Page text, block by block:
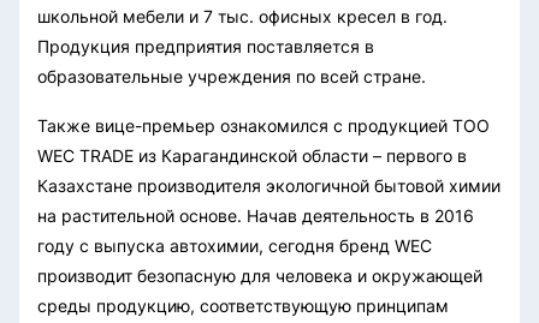
школьной мебели и 7 тыс. офисных кресел в год.
Продукция предприятия поставляется в
образовательные учреждения по всей стране.
Также вице-премьер ознакомился с продукцией ТОО
WEC TRADE из Карагандинской области – первого в
Казахстане производителя экологичной бытовой химии
на растительной основе. Начав деятельность в 2016
году с выпуска автохимии, сегодня бренд WEC
производит безопасную для человека и окружающей
среды продукцию, соответствующую принципам